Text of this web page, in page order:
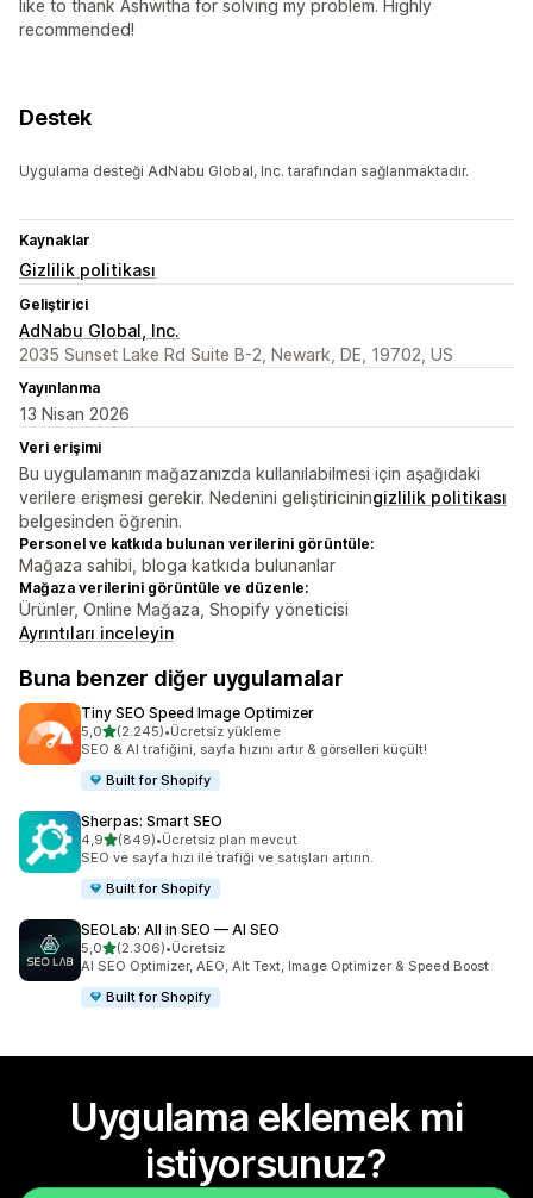
like to thank Ashwitha for solving my problem. Highly
recommended!
Destek
Uygulama desteği AdNabu Global, Inc. tarafından sağlanmaktadır.
Kaynaklar
Gizlilik politikası
Geliştirici
AdNabu Global, Inc.
2035 Sunset Lake Rd Suite B-2, Newark, DE, 19702, US
Yayınlanma
13 Nisan 2026
Veri erişimi
Bu uygulamanın mağazanızda kullanılabilmesi için aşağıdaki
verilere erişmesi gerekir. Nedenini geliştiriciningizlilik politikası
belgesinden öğrenin.
Personel ve katkıda bulunan verilerini görüntüle:
Mağaza sahibi, bloga katkıda bulunanlar
Mağaza verilerini görüntüle ve düzenle:
Ürünler, Online Mağaza, Shopify yöneticisi
Ayrıntıları inceleyin
Buna benzer diğer uygulamalar
Tiny SEO Speed Image Optimizer
5,05 yıldız üzerinden
(2.245)
toplam 2245 değerlendirme
•Ücretsiz yükleme
SEO & AI trafiğini, sayfa hızını artır & görselleri küçült!
Built for Shopify
Sherpas: Smart SEO
4,95 yıldız üzerinden
(849)
toplam 849 değerlendirme
•Ücretsiz plan mevcut
SEO ve sayfa hızı ile trafiği ve satışları artırın.
Built for Shopify
SEOLab: All in SEO — AI SEO
5,05 yıldız üzerinden
(2.306)
toplam 2306 değerlendirme
•Ücretsiz
AI SEO Optimizer, AEO, Alt Text, Image Optimizer & Speed Boost
Built for Shopify
Uygulama eklemek mi
istiyorsunuz?